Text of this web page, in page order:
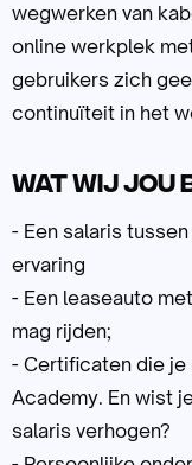
wegwerken van
online werkplek
gebruikers zich
continuïteit in het
Wat wij jou
- Een salaris
ervaring
- Een leaseauto
mag rijden;
- Certificaten die je
Academy. En wist
salaris verhogen?